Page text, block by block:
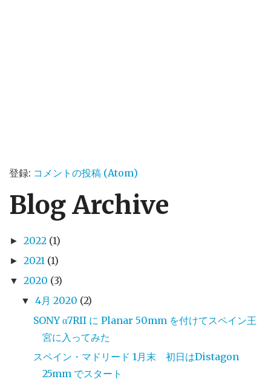
登録: コメントの投稿 (Atom)
Blog Archive
► 2022 (1)
► 2021 (1)
▼ 2020 (3)
▼ 4月 2020 (2)
SONY α7RII に Planar 50mm を付けてスペイン王
宮に入ってみた
スペイン・マドリード 1月末 初日はDistagon
25mm でスタート